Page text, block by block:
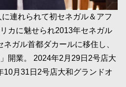
連れられて初セネガル＆アフ
カに魅せられ2013年セネガル
ガル首都ダカールに移住し、
開業。 2024年2月29日2号店大
10月31日2号店大和グランドオ